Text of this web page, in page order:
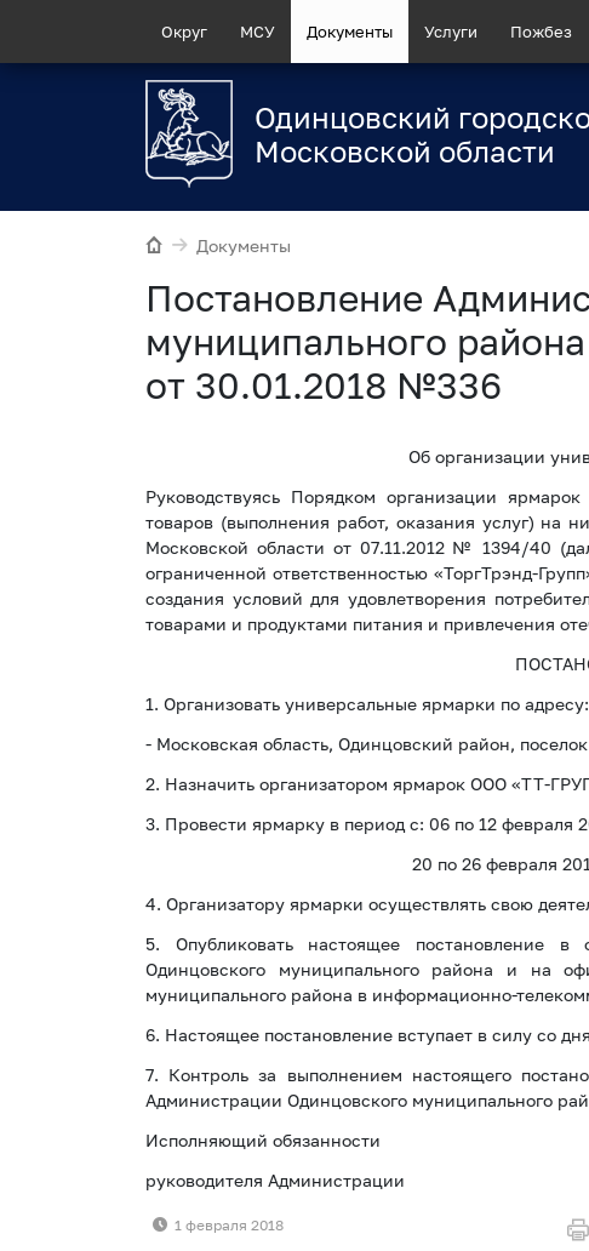
Округ МСУ Документы Услуги Пожбез
Одинцовский
Московской области
Документы
Постановление
муниципального
от 30.01.2018 №336
Об организации
Руководствуясь Порядком организации
товаров (выполнения работ, оказания услуг) на
Московской области от 07.11.2012 № 1394/40
ограниченной ответственностью «ТоргТрэнд-
создания условий для удовлетворения
товарами и продуктами питания и привлечения
1. Организовать универсальные ярмарки по адресу:
- Московская область, Одинцовский район,
2. Назначить организатором ярмарок ООО «ТТ-
3. Провести ярмарку в период с: 06 по 12 февраля
20 по 26 февраля 2018 года с
4. Организатору ярмарки осуществлять свою
5. Опубликовать настоящее постановление
Одинцовского муниципального района и на
муниципального района в информационно-
6. Настоящее постановление вступает в силу со
7. Контроль за выполнением настоящего
Администрации Одинцовского муниципального
Исполняющий обязанности
руководителя Администрации
1 февраля 2018